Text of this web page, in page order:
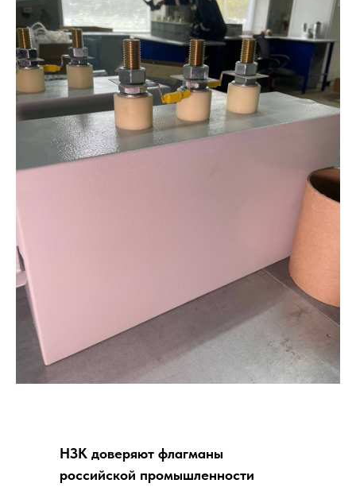
НЗК доверяют флагманы
российской промышленности